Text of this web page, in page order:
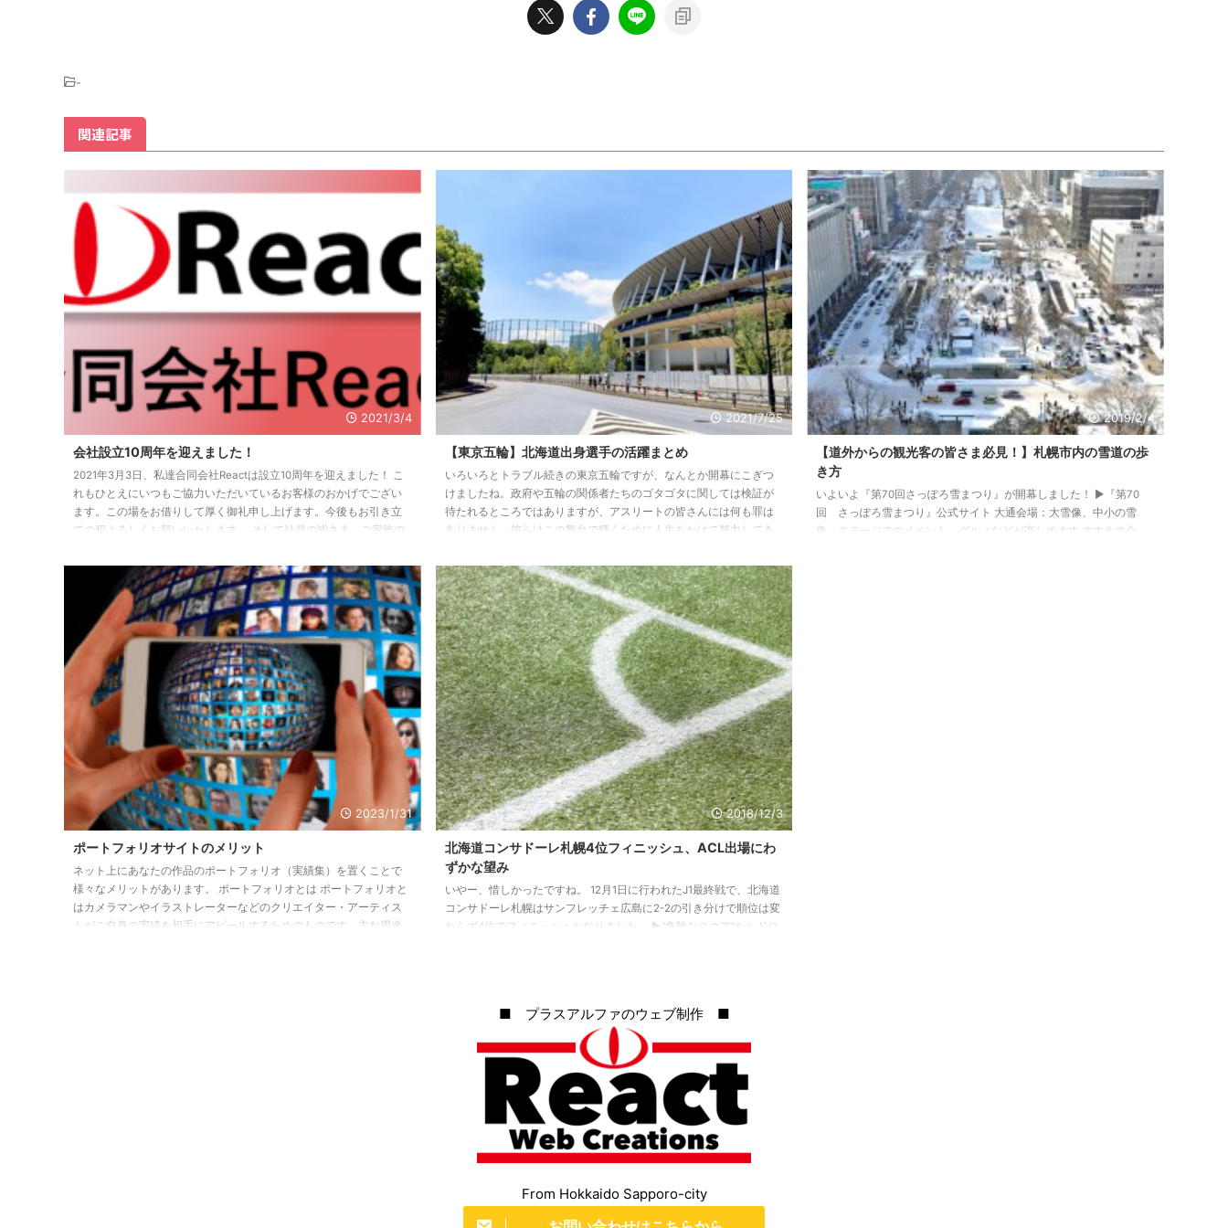
-
関連記事
2021/3/4
会社設立10周年を迎えました！
2021年3月3日、私達合同会社Reactは設立10周年を迎えました！ こ
れもひとえにいつもご協力いただいているお客様のおかげでござい
ます。この場をお借りして厚く御礼申し上げます。今後もお引き立
ての程よろしくお願いいたします。 そして社員の皆さま、ご家族の
て10周年を迎えることはできませんでした。これからも共に歩んで
いきましょう。 残念ながら現在はコロナ禍のため10周年を祝うイベ
ント等の予定はございませんが、少しでも早くみんなが安心して暮
らせる日 ...
2021/7/25
【東京五輪】北海道出身選手の活躍まとめ
いろいろとトラブル続きの東京五輪ですが、なんとか開幕にこぎつ
けましたね。政府や五輪の関係者たちのゴタゴタに関しては検証が
待たれるところではありますが、アスリートの皆さんには何も罪は
ありません。彼らはこの舞台で輝くために人生をかけて努力してき
に声援を贈ってあげていただきたいと切望します。 さて、私は選手
全員を応援していますが北海道に拠点を置くReactとしましては道産
子オリンピアンを強く応援したいです！そこで道産子オリンピアン
を一覧にしましたので皆 ...
2019/2/4
【道外からの観光客の皆さま必見！】札幌市内の雪道の歩
き方
いよいよ『第70回さっぽろ雪まつり』が開幕しました！ ▶『第70
回 さっぽろ雪まつり』公式サイト 大通会場：大雪像、中小の雪
像、ステージでのイベント、グルメなどが楽しめます すすきの会
2023/1/31
ポートフォリオサイトのメリット
ネット上にあなたの作品のポートフォリオ（実績集）を置くことで
様々なメリットがあります。 ポートフォリオとは ポートフォリオと
はカメラマンやイラストレーターなどのクリエイター・アーティス
トがご自身の実績を相手にアピールするためのものです。主な用途
2018/12/3
北海道コンサドーレ札幌4位フィニッシュ、ACL出場にわ
ずかな望み
いやー、惜しかったですね。 12月1日に行われたJ1最終戦で、北海道
コンサドーレ札幌はサンフレッチェ広島に2-2の引き分けで順位は変
わらず4位でフィニッシュとなりました。 ▶“危険なスコア”からドロ
まだ完全に望みが絶たれたわけではありません。今年のACL出場 ...
■ プラスアルファのウェブ制作 ■
From Hokkaido Sapporo-city